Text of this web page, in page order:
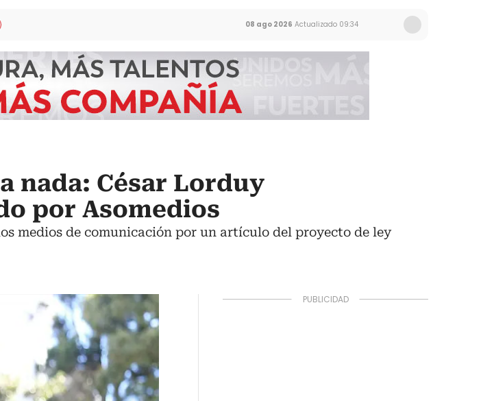
08 ago 2026 Actualizado 09:34
nada: César Lorduy
por Asomedios
medios de comunicación por un artículo del proyecto de ley